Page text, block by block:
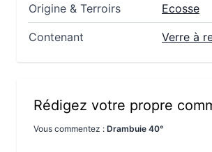
Origine & Terroirs Ecosse
Contenant Verre à
Rédigez votre propre
Vous commentez : Drambuie 40°